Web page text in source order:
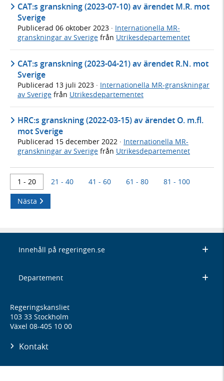
CAT:s granskning (2023-07-10) av ärendet M.R. mot
Sverige
Publicerad 06 oktober 2023 · Internationella MR-
granskningar av Sverige från Utrikesdepartementet
CAT:s granskning (2023-04-21) av ärendet R.N. mot
Sverige
Publicerad 13 juli 2023 · Internationella MR-granskningar
av Sverige från Utrikesdepartementet
HRC:s granskning (2022-03-15) av ärendet O. m.fl.
mot Sverige
Publicerad 15 december 2022 · Internationella MR-
granskningar av Sverige från Utrikesdepartementet
1 - 20 21 - 40 41 - 60 61 - 80 81 - 100
Nästa
Innehåll på regeringen.se
Departement
Regeringskansliet
103 33 Stockholm
Växel 08-405 10 00
Kontakt